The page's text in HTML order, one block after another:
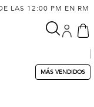
LAS 12:00 PM EN RM
MÁS VENDIDOS